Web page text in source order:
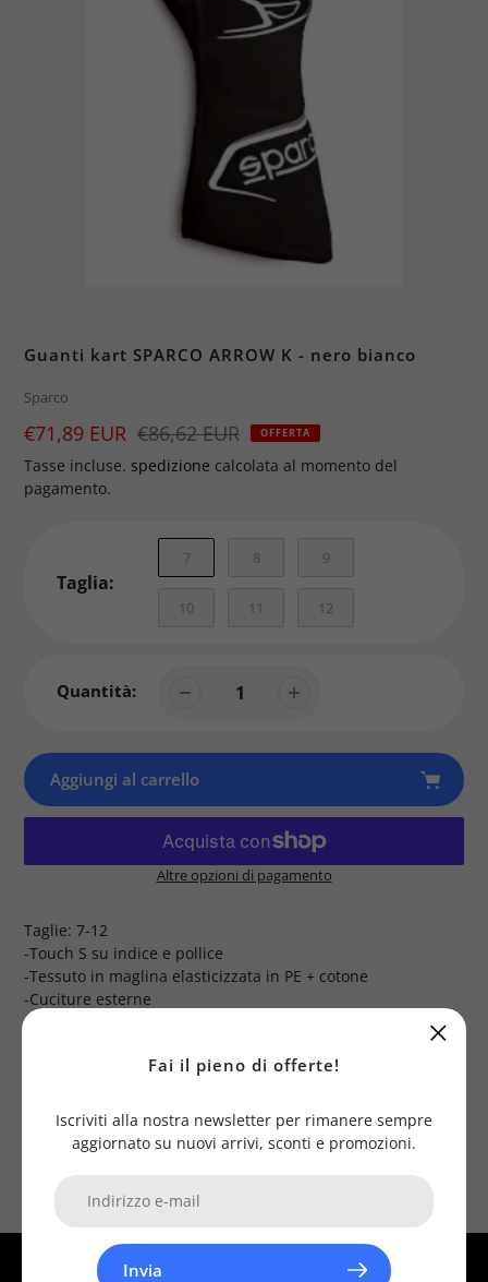
Guanti kart SPARCO ARROW K - nero bianco
Brand
Sparco
Prezzo
di
vendita
€71,89 EUR
Prezzo €86,62 EUR OFFERTA
Tasse incluse. spedizione calcolata al momento del
pagamento.
Taglia:
7 8 9
10 11 12
Quantità:
Aggiungi al carrello
Altre opzioni di pagamento
aggiunto
al
tuo
carrello
Taglie: 7-12
-Touch S su indice e pollice
-Tessuto in maglina elasticizzata in PE + cotone
-Cuciture esterne
-Guanto precurvato
-Palmo in silicone ultra gripFai il pieno di offerte!
Iscriviti alla nostra newsletter per rimanere sempre
aggiornato su nuovi arrivi, sconti e promozioni.
Invia